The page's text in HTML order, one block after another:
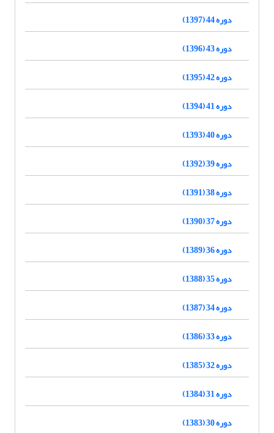
دوره 44 (1397)
دوره 43 (1396)
دوره 42 (1395)
دوره 41 (1394)
دوره 40 (1393)
دوره 39 (1392)
دوره 38 (1391)
دوره 37 (1390)
دوره 36 (1389)
دوره 35 (1388)
دوره 34 (1387)
دوره 33 (1386)
دوره 32 (1385)
دوره 31 (1384)
دوره 30 (1383)